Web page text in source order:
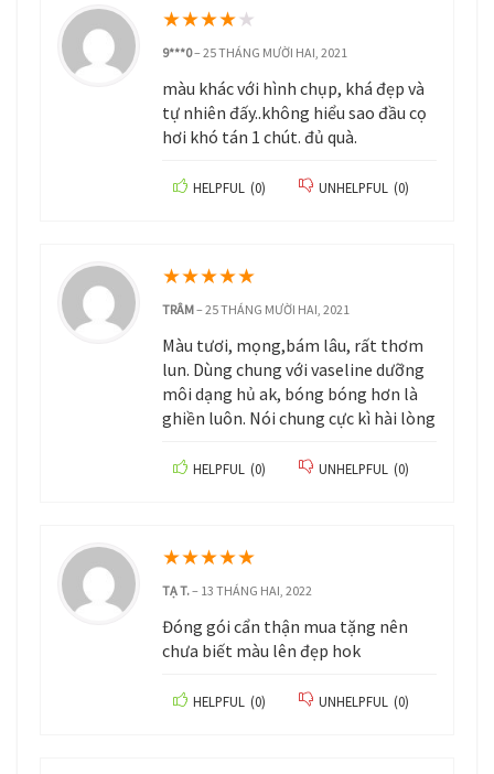
★★★★★
9***0–25 THÁNG MƯỜI HAI, 2021
màu khác với hình chụp, khá đẹp và
tự nhiên đấy..không hiểu sao đầu cọ
hơi khó tán 1 chút. đủ quà.
HELPFUL (0) UNHELPFUL (0)
★★★★★
TRÂM–25 THÁNG MƯỜI HAI, 2021
Màu tươi, mọng,bám lâu, rất thơm
lun. Dùng chung với vaseline dưỡng
môi dạng hủ ak, bóng bóng hơn là
ghiền luôn. Nói chung cực kì hài lòng
HELPFUL (0) UNHELPFUL (0)
★★★★★
TẠ T.– 13 THÁNG HAI, 2022
Đóng gói cẩn thận mua tặng nên
chưa biết màu lên đẹp hok
HELPFUL (0) UNHELPFUL (0)